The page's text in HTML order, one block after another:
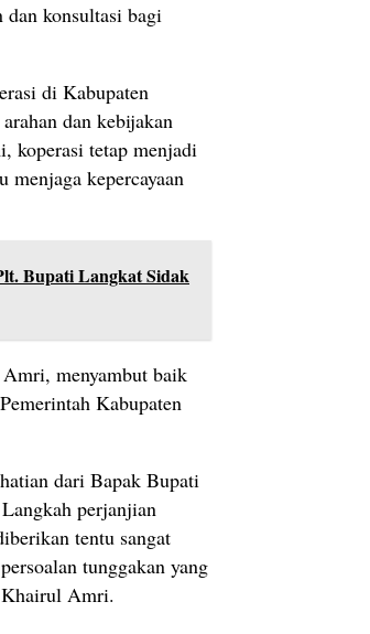
dan konsultasi bagi
di Kabupaten
dan kebijakan
koperasi tetap menjadi
menjaga kepercayaan
Bupati Langkat Sidak
menyambut baik
Kabupaten
dari Bapak Bupati
perjanjian
tentu sangat
tunggakan yang
Khairul Amri.